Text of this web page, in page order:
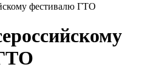
фестивалю ГТО